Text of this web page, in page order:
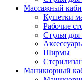
Массажный
Кушетки
Рабочие
Стулья для
Ширмы
Маникюрный